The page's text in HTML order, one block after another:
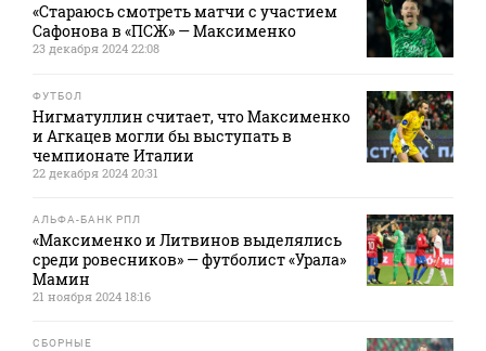
«Стараюсь смотреть матчи с участием
Сафонова в «ПСЖ» — Максименко
23 декабря 2024 22:08
ФУТБОЛ
Нигматуллин считает, что Максименко
и Агкацев могли бы выступать в
чемпионате Италии
22 декабря 2024 20:31
АЛЬФА-БАНК РПЛ
«Максименко и Литвинов выделялись
среди ровесников» — футболист «Урала»
Мамин
21 ноября 2024 18:16
СБОРНЫЕ